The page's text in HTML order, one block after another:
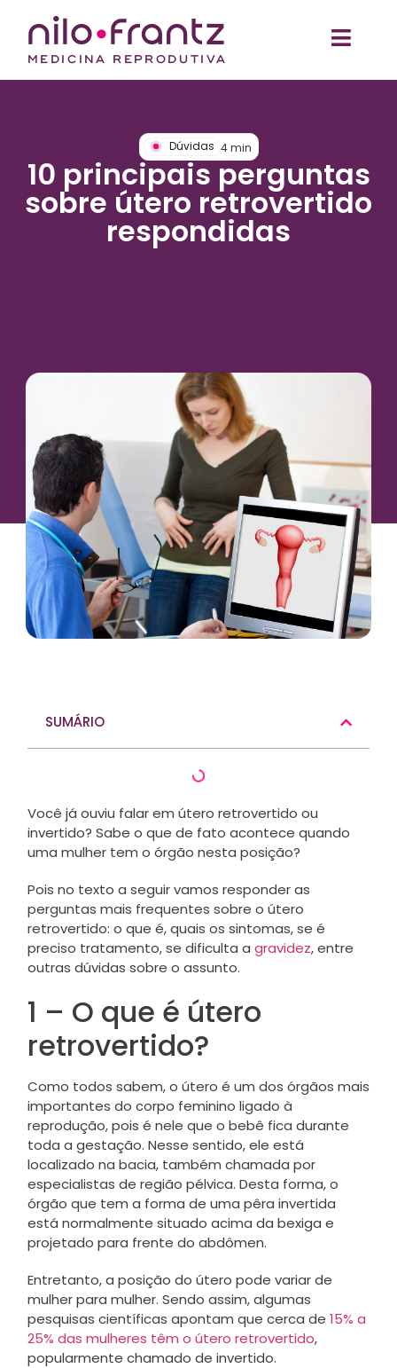
Dúvidas 4 min
10 principais perguntas
sobre útero retrovertido
respondidas
SUMÁRIO
Você já ouviu falar em útero retrovertido ou
invertido? Sabe o que de fato acontece quando
uma mulher tem o órgão nesta posição?
Pois no texto a seguir vamos responder as
perguntas mais frequentes sobre o útero
retrovertido: o que é, quais os sintomas, se é
preciso tratamento, se dificulta a gravidez, entre
outras dúvidas sobre o assunto.
1 – O que é útero
retrovertido?
Como todos sabem, o útero é um dos órgãos mais
importantes do corpo feminino ligado à
reprodução, pois é nele que o bebê fica durante
toda a gestação. Nesse sentido, ele está
localizado na bacia, também chamada por
especialistas de região pélvica. Desta forma, o
órgão que tem a forma de uma pêra invertida
está normalmente situado acima da bexiga e
projetado para frente do abdômen.
Entretanto, a posição do útero pode variar de
mulher para mulher. Sendo assim, algumas
pesquisas científicas apontam que cerca de 15% a
25% das mulheres têm o útero retrovertido,
popularmente chamado de invertido.